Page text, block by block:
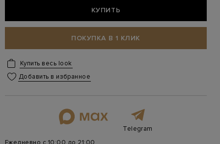
КУПИТЬ
ПОКУПКА В 1 КЛИК
Купить весь look
Добавить в избранное
Telegram